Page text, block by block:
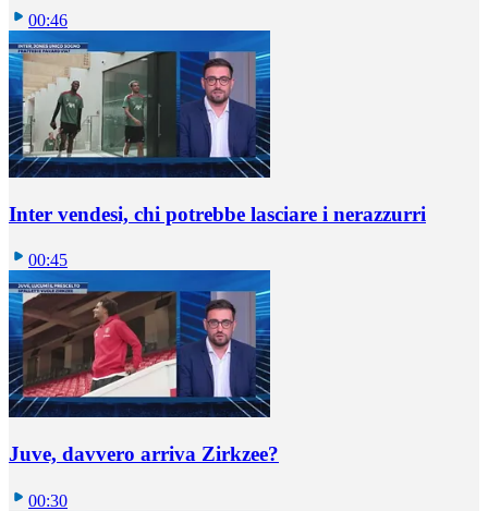
00:46
Inter vendesi, chi potrebbe lasciare i nerazzurri
00:45
Juve, davvero arriva Zirkzee?
00:30